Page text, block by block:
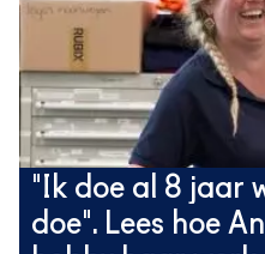
"Ik doe al 8 jaar
doe". Lees hoe